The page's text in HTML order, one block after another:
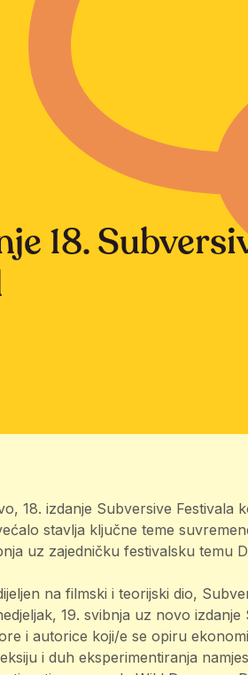
18.
18. izdanje Subversive Festivala
stavlja ključne teme
uz zajedničku festivalsku temu
na filmski i teorijski dio,
19. svibnja uz novo
i autorice koji/e se opiru
i duh eksperimentiranja